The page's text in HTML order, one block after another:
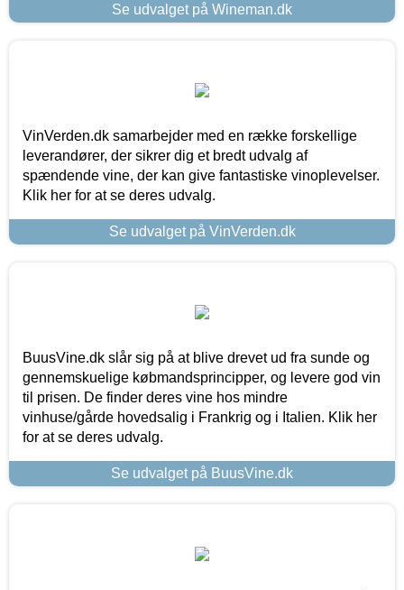
Se udvalget på Wineman.dk
VinVerden.dk samarbejder med en række forskellige
leverandører, der sikrer dig et bredt udvalg af
spændende vine, der kan give fantastiske vinoplevelser.
Klik her for at se deres udvalg.
Se udvalget på VinVerden.dk
BuusVine.dk slår sig på at blive drevet ud fra sunde og
gennemskuelige købmandsprincipper, og levere god vin
til prisen. De finder deres vine hos mindre
vinhuse/gårde hovedsalig i Frankrig og i Italien. Klik her
for at se deres udvalg.
Se udvalget på BuusVine.dk